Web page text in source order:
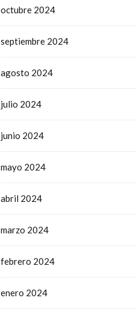
octubre 2024
septiembre 2024
agosto 2024
julio 2024
junio 2024
mayo 2024
abril 2024
marzo 2024
febrero 2024
enero 2024